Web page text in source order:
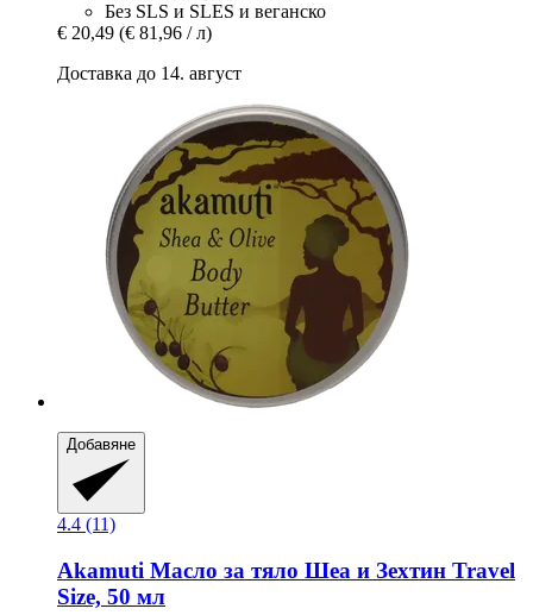
Без SLS и SLES и веганско
€ 20,49 (€ 81,96 / л)
Доставка до 14. август
Добавяне
4.4 (11)
Akamuti Масло за тяло Шеа и Зехтин Travel
Size, 50 мл